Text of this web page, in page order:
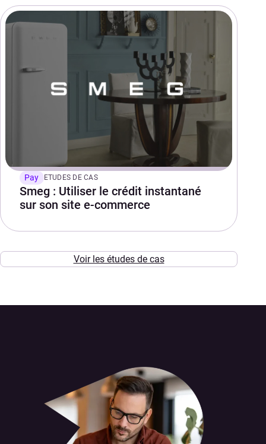
Pay ETUDES DE CAS
Smeg : Utiliser le crédit instantané
sur son site e-commerce
Voir les études de cas